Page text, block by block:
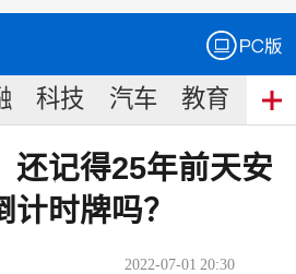
科技 汽车 教育 食
还记得25年前天安
时牌吗？
2022-07-01 20:30